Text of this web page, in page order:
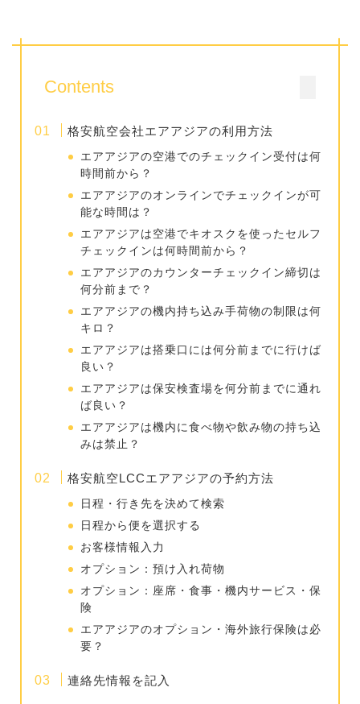
Contents
格安航空会社エアアジアの利用方法
エアアジアの空港でのチェックイン受付は何
時間前から？
エアアジアのオンラインでチェックインが可
能な時間は？
エアアジアは空港でキオスクを使ったセルフ
チェックインは何時間前から？
エアアジアのカウンターチェックイン締切は
何分前まで？
エアアジアの機内持ち込み手荷物の制限は何
キロ？
エアアジアは搭乗口には何分前までに行けば
良い？
エアアジアは保安検査場を何分前までに通れ
ば良い？
エアアジアは機内に食べ物や飲み物の持ち込
みは禁止？
格安航空LCCエアアジアの予約方法
日程・行き先を決めて検索
日程から便を選択する
お客様情報入力
オプション：預け入れ荷物
オプション：座席・食事・機内サービス・保
険
エアアジアのオプション・海外旅行保険は必
要？
連絡先情報を記入